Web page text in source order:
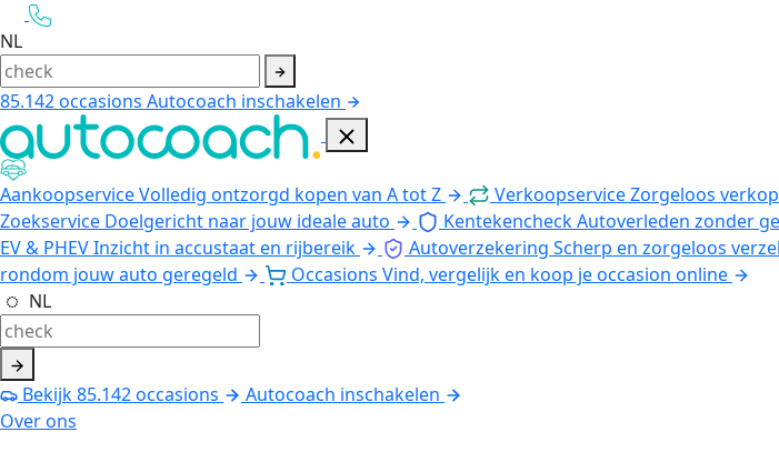
NL
85.142occasions Autocoach inschakelen
AankoopserviceVolledig ontzorgd kopen van A tot Z VerkoopserviceZorgeloos
Zoekservice Doelgericht naar jouw ideale auto KentekencheckAutoverleden zonder
EV & PHEVInzicht in accustaat en rijbereik Autoverzekering Scherp en zorgeloos
rondom jouw auto geregeld
Occasions Vind, vergelijk en koop je occasion online
NL
Bekijk85.142occasions
Autocoach inschakelen
Over ons